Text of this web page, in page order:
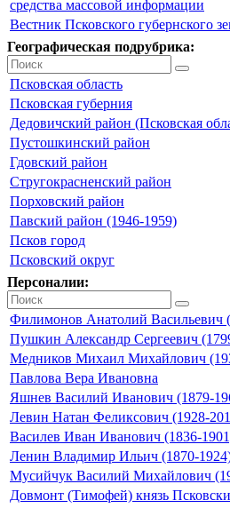
средства массовой информации
Вестник Псковского губернского
Географическая подрубрика:
Псковская область
Псковская губерния
Дедовичский район (Псковская
Пустошкинский район
Гдовский район
Стругокрасненский район
Порховский район
Павский район (1946-1959)
Псков город
Псковский округ
Персоналии:
Филимонов Анатолий Васильевич
Пушкин Александр Сергеевич
Медников Михаил Михайлович
Павлова Вера Ивановна
Яшнев Василий Иванович (1879-
Левин Натан Феликсович (1928-
Василев Иван Иванович (1836-
Ленин Владимир Ильич (1870-
Мусийчук Василий Михайлович
Довмонт (Тимофей) князь